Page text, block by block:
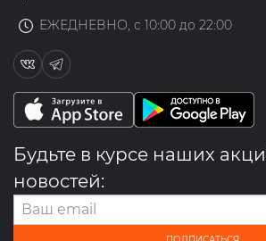
ЕЖЕДНЕВНО, с 10:00 до 22:00
Будьте в курсе наших
новостей: